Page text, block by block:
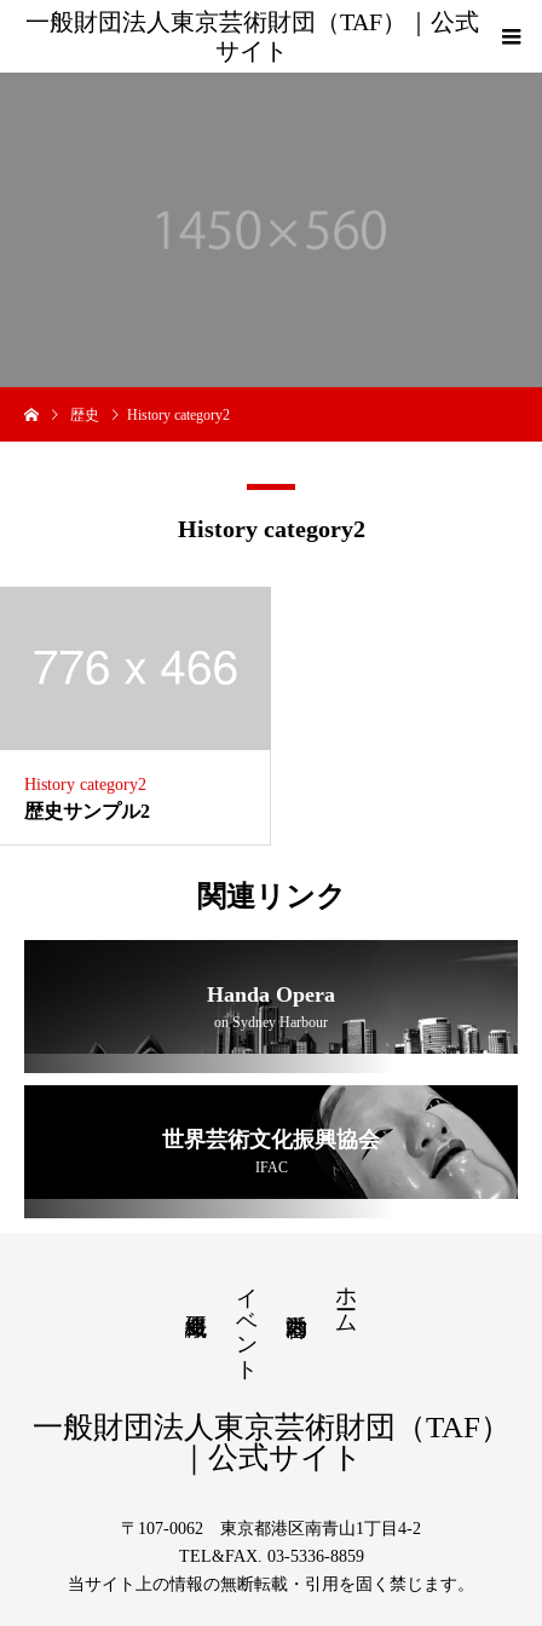
一般財団法人東京芸術財団（TAF）｜公式
サイト
歴史 History category2
History category2
History category2
歴史サンプル2
関連リンク
Handa Opera
on Sydney Harbour
世界芸術文化振興協会
IFAC
ホーム
イベント
一般財団法人東京芸術財団（TAF）
｜公式サイト
〒107-0062 東京都港区南青山1丁目4-2
TEL&FAX. 03-5336-8859
当サイト上の情報の無断転載・引用を固く禁じます。